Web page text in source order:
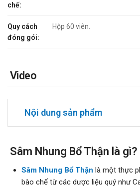
chế:
Quy cách
đóng gói:
Hộp 60 viên.
Video
Nội dung sản phẩm
Sâm Nhung Bổ Thận là gì?
Sâm Nhung Bổ Thận là một thực
bào chế từ các dược liệu quý như